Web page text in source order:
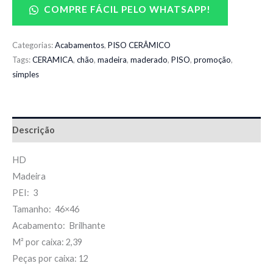
COMPRE FÁCIL PELO WHATSAPP!
Categorias:Acabamentos, PISO CERÂMICO
Tags:CERAMICA, chão, madeira, maderado, PISO, promoção,
simples
Descrição
HD
Madeira
PEI: 3
Tamanho: 46×46
Acabamento: Brilhante
M² por caixa: 2,39
Peças por caixa: 12